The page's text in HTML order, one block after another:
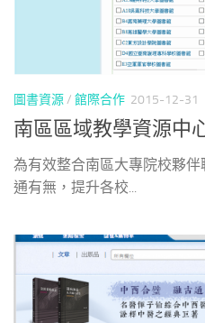
圖書資源/ 館際合作 2015-12-31
南區區域教學資源中
為有效整合南區大專院校夥
通有無，提升各校...